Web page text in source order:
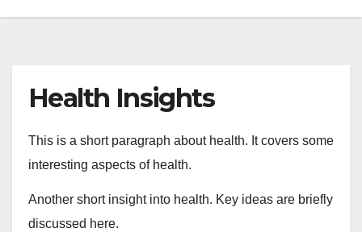
Health Insights
This is a short paragraph about health. It covers some
interesting aspects of health.
Another short insight into health. Key ideas are briefly
discussed here.